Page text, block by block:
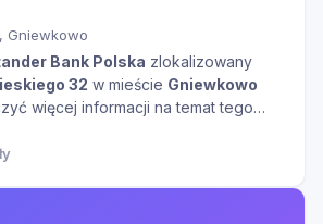
Gniewkowo
Bank Polska zlokalizowany
32 w mieście Gniewkowo
więcej informacji na temat tego